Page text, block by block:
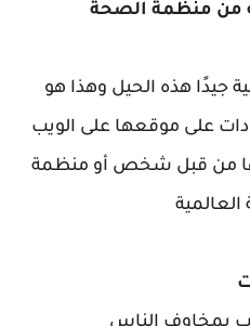
من منظمة الصحة
جيدًا هذه الحيل وهذا هو
على موقعها على الويب
بها من قبل شخص أو منظمة